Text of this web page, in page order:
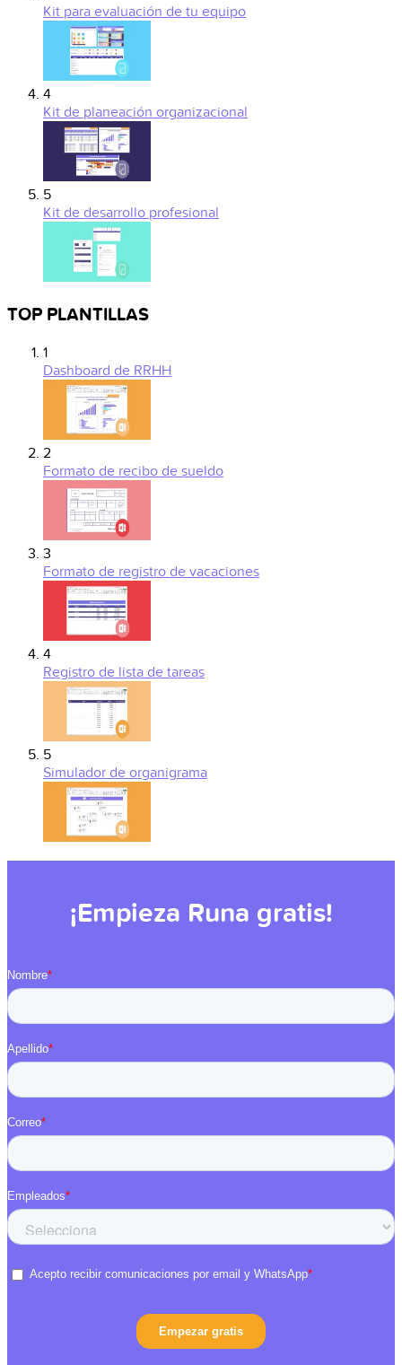
Kit para evaluación de tu equipo
4
Kit de planeación organizacional
5
Kit de desarrollo profesional
TOP PLANTILLAS
1
Dashboard de RRHH
2
Formato de recibo de sueldo
3
Formato de registro de vacaciones
4
Registro de lista de tareas
5
Simulador de organigrama
¡Empieza Runa gratis!